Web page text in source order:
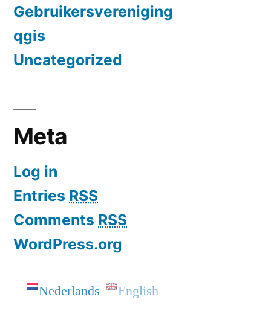
Gebruikersvereniging
qgis
Uncategorized
Meta
Log in
Entries RSS
Comments RSS
WordPress.org
Nederlands English